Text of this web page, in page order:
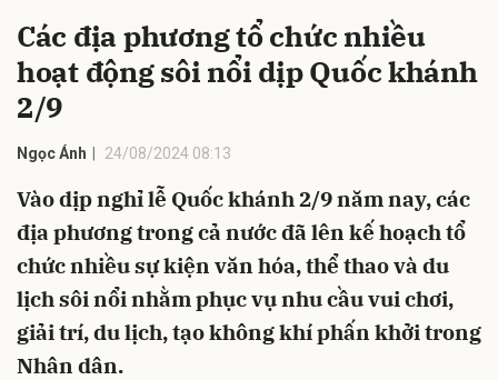
Các địa phương tổ chức nhiều
hoạt động sôi nổi dịp Quốc khánh
2/9
Ngọc Ánh 24/08/2024 08:13
Vào dịp nghỉ lễ Quốc khánh 2/9 năm nay, các
địa phương trong cả nước đã lên kế hoạch tổ
chức nhiều sự kiện văn hóa, thể thao và du
lịch sôi nổi nhằm phục vụ nhu cầu vui chơi,
giải trí, du lịch, tạo không khí phấn khởi trong
Nhân dân.